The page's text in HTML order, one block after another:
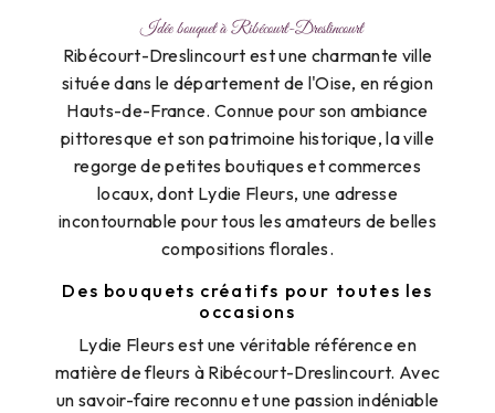
Idée bouquet à Ribécourt-Dreslincourt
Ribécourt-Dreslincourt est une charmante ville
située dans le département de l'Oise, en région
Hauts-de-France. Connue pour son ambiance
pittoresque et son patrimoine historique, la ville
regorge de petites boutiques et commerces
locaux, dont Lydie Fleurs, une adresse
incontournable pour tous les amateurs de belles
compositions florales.
Des bouquets créatifs pour toutes les
occasions
Lydie Fleurs est une véritable référence en
matière de fleurs à Ribécourt-Dreslincourt. Avec
un savoir-faire reconnu et une passion indéniable